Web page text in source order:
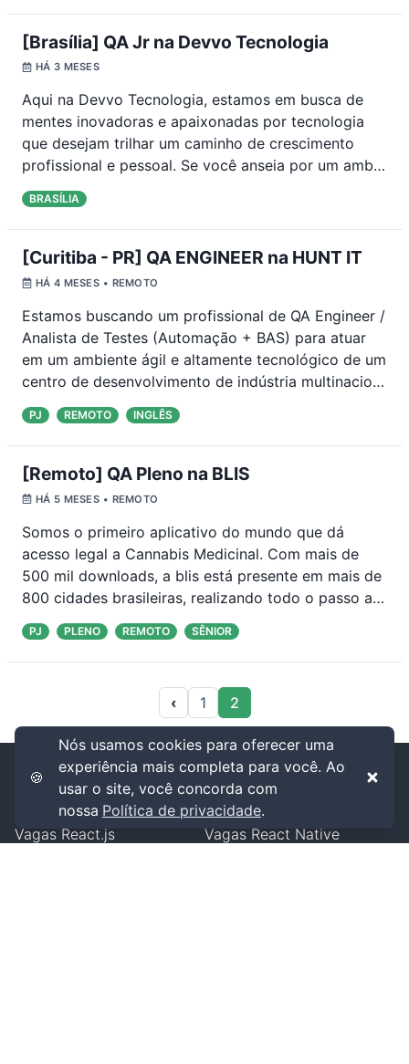
[Brasília] QA Jr na Devvo Tecnologia
HÁ 3 MESES
Aqui na Devvo Tecnologia, estamos em busca de
mentes inovadoras e apaixonadas por tecnologia
que desejam trilhar um caminho de crescimento
profissional e pessoal. Se você anseia por um amb…
BRASÍLIA
[Curitiba - PR] QA ENGINEER na HUNT IT
HÁ 4 MESES • REMOTO
Estamos buscando um profissional de QA Engineer /
Analista de Testes (Automação + BAS) para atuar
em um ambiente ágil e altamente tecnológico de um
centro de desenvolvimento de indústria multinacio…
PJ REMOTO INGLÊS
[Remoto] QA Pleno na BLIS
HÁ 5 MESES • REMOTO
Somos o primeiro aplicativo do mundo que dá
acesso legal a Cannabis Medicinal. Com mais de
500 mil downloads, a blis está presente em mais de
800 cidades brasileiras, realizando todo o passo a…
PJ PLENO REMOTO SÊNIOR
‹ 1 2
Vagas
VagasFront-end VagasBackend
Vagas React.js Vagas React Native
🍪
Nós usamos cookies para oferecer uma
experiência mais completa para você. Ao
usar o site, você concorda com
nossa Política de privacidade.